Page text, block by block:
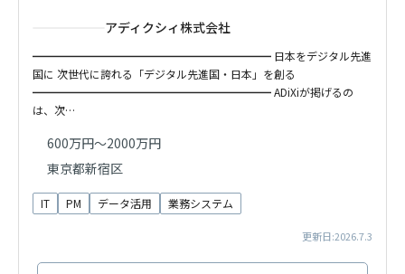
アディクシィ株式会社
━━━━━━━━━━━━━━━━━━━━━━ 日本をデジタル先進
国に 次世代に誇れる「デジタル先進国・日本」を創る
━━━━━━━━━━━━━━━━━━━━━━ ADiXiが掲げるの
は、次…
600万円～2000万円
東京都新宿区
IT PM データ活用 業務システム
更新日:2026.7.3